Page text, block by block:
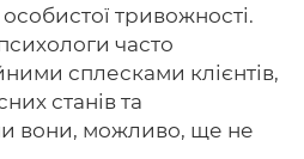
тривожності.
часто
сплесками клієнтів,
станів та
вони, можливо, ще не